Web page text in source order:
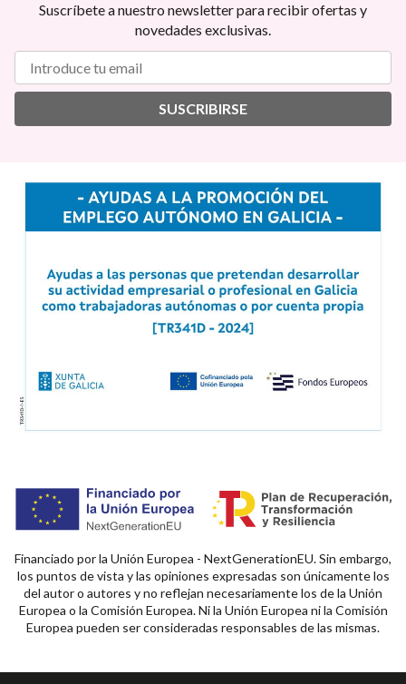
Suscríbete a nuestro newsletter para recibir ofertas y
novedades exclusivas.
SUSCRIBIRSE
Financiado por la Unión Europea - NextGenerationEU. Sin embargo,
los puntos de vista y las opiniones expresadas son únicamente los
del autor o autores y no reflejan necesariamente los de la Unión
Europea o la Comisión Europea. Ni la Unión Europea ni la Comisión
Europea pueden ser consideradas responsables de las mismas.